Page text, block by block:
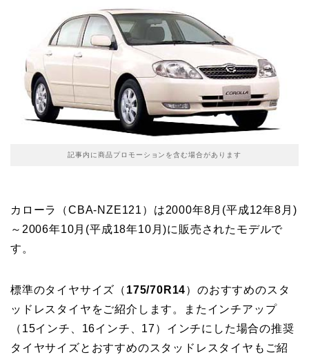
記事内に商品プロモーションを含む場合があります
カローラ（CBA-NZE121）は2000年8月(平成12年8月)
～2006年10月(平成18年10月)に販売されたモデルで
す。
標準のタイヤサイズ（ 175/70R14）のおすすめのスタ
ッドレスタイヤをご紹介します。またインチアップ
（15インチ、16インチ、17）インチにした場合の推奨
タイヤサイズとおすすめのスタッドレスタイヤもご紹